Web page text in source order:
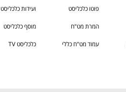
פוטו כלכליסט ועידות כלכליסט
המרת מט"ח מוסף כלכליסט
עמוד מט"ח כללי כלכליסט TV